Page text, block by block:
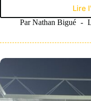
Lire
Par Nathan Bigué